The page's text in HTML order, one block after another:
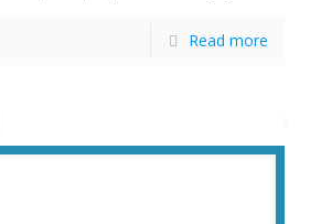
Read more